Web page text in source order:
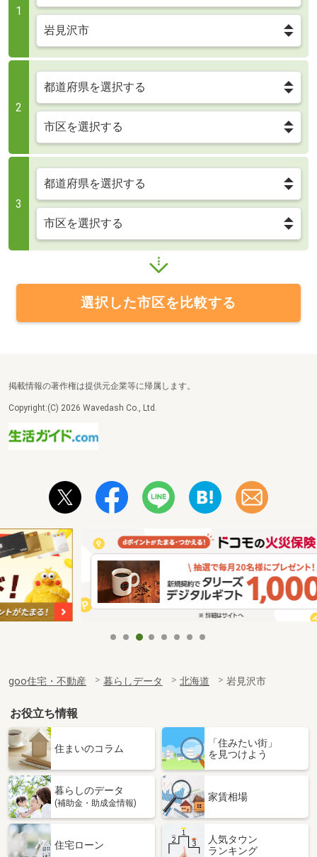
1
2
3
選択した市区を比較する
掲載情報の著作権は提供元企業等に帰属します。
Copyright:(C) 2026 Wavedash Co., Ltd.
goo住宅・不動産 暮らしデータ 北海道 岩見沢市
お役立ち情報
住まいのコラム
「住みたい街」
を見つけよう
暮らしのデータ
(補助金・助成金情報)
家賃相場
住宅ローン
人気タウン
ランキング